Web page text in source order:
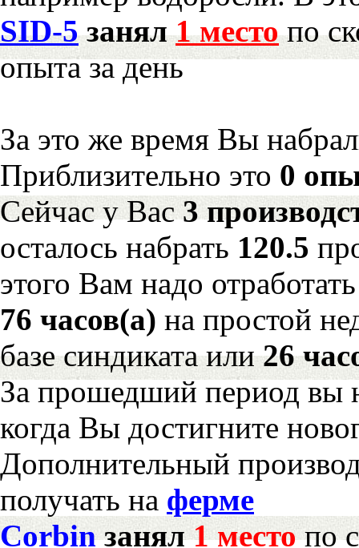
SID-5занял1 местопо
опыта за день
За это же время Вы
Приблизительно это 0
Сейчас у Вас3
осталось набрать 120.5
этого Вам надо отработать
76 часов(а) на простой
базе синдиката или26
За прошедший период вы
когда Вы достигните
Дополнительный
получать на ферме
Corbinзанял1 местопо